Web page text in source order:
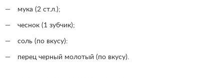
мука (2 ст.л.);
чеснок (1 зубчик);
соль (по вкусу):
перец черный молотый (по вкусу).